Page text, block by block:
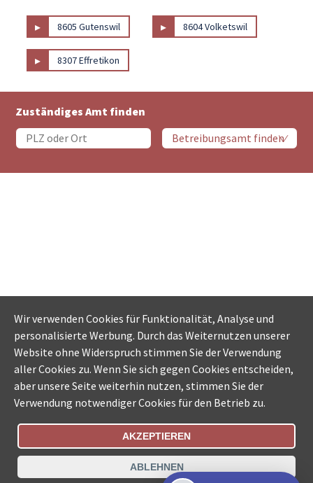
▸ 8605 Gutenswil ▸ 8604 Volketswil
▸ 8307 Effretikon
Zuständiges Amt finden
Bestellungsstatus Ämtersuche der Schweiz
Wir verwenden Cookies für Funktionalität, Analyse und
personalisierte Werbung. Durch das Weiternutzen unserer
Website ohne Widerspruch stimmen Sie der Verwendung
aller Cookies zu. Wenn Sie sich gegen Cookies entscheiden,
aber unsere Seite weiterhin nutzen, stimmen Sie der
Verwendung notwendiger Cookies für den Betrieb zu.
AKZEPTIEREN
ABLEHNEN